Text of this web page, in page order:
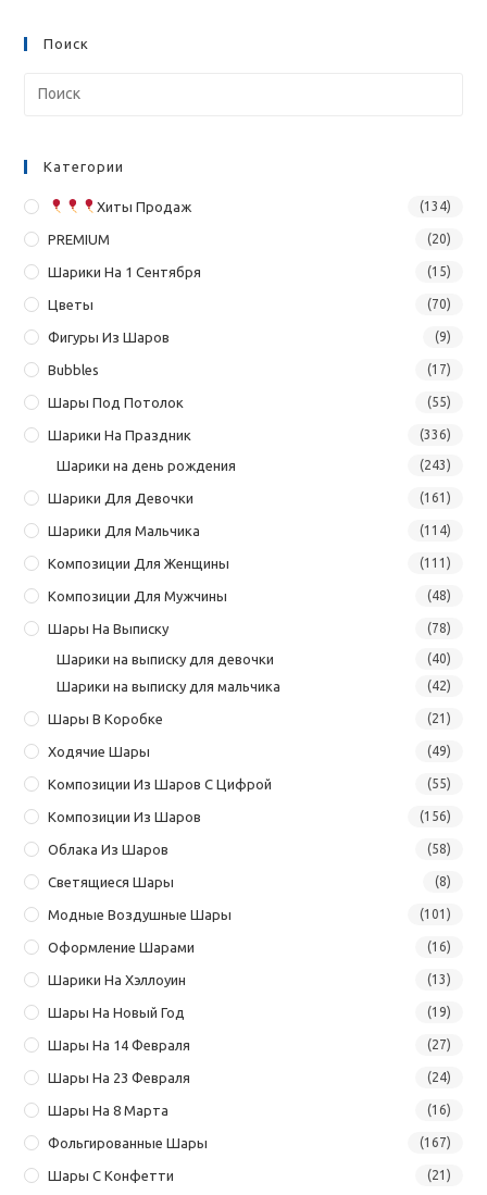
Поиск
Категории
Хиты Продаж (134)
PREMIUM (20)
Шарики На 1 Сентября (15)
Цветы (70)
Фигуры Из Шаров (9)
Bubbles (17)
Шары Под Потолок (55)
Шарики На Праздник (336)
Шарики на день рождения (243)
Шарики Для Девочки (161)
Шарики Для Мальчика (114)
Композиции Для Женщины (111)
Композиции Для Мужчины (48)
Шары На Выписку (78)
Шарики на выписку для девочки (40)
Шарики на выписку для мальчика (42)
Шары В Коробке (21)
Ходячие Шары (49)
Композиции Из Шаров С Цифрой (55)
Композиции Из Шаров (156)
Облака Из Шаров (58)
Светящиеся Шары (8)
Модные Воздушные Шары (101)
Оформление Шарами (16)
Шарики На Хэллоуин (13)
Шары На Новый Год (19)
Шары На 14 Февраля (27)
Шары На 23 Февраля (24)
Шары На 8 Марта (16)
Фольгированные Шары (167)
Шары С Конфетти (21)